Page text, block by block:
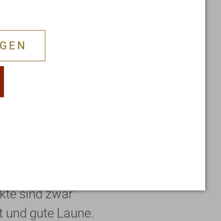
mit
Beschwerden. Die
einen starken
sind zwar
gute Laune.